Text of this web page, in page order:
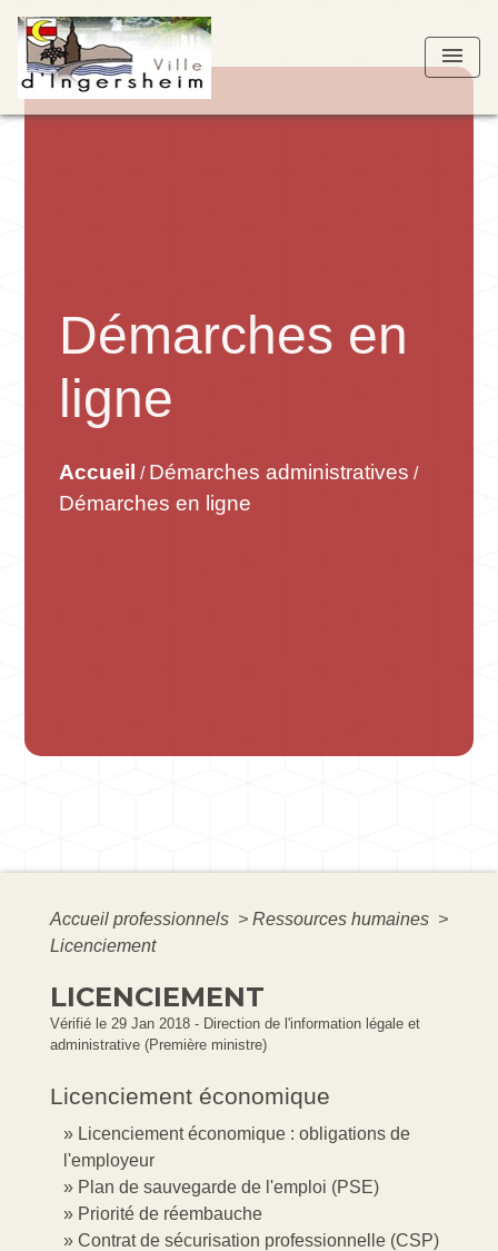
menu
Démarches en
ligne
Accueil / Démarches administratives /
Démarches en ligne
Accueil professionnels > Ressources humaines >
Licenciement
LICENCIEMENT
Vérifié le 29 Jan 2018 - Direction de l'information légale et
administrative (Première ministre)
Licenciement économique
Licenciement économique : obligations de
l'employeur
Plan de sauvegarde de l'emploi (PSE)
Priorité de réembauche
Contrat de sécurisation professionnelle (CSP)